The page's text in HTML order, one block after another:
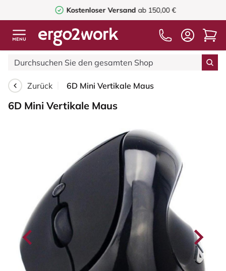
Kostenloser Versandab 150,00 €
Zurück 6D Mini Vertikale Maus
6D Mini Vertikale Maus